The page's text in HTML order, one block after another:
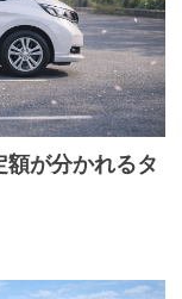
額が分かれるタ